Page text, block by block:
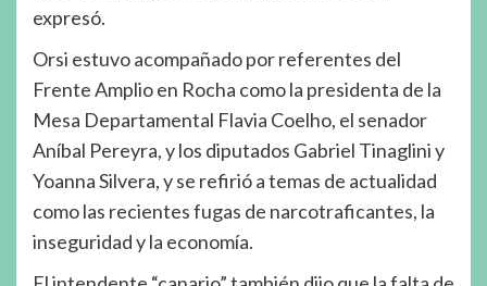
expresó.
Orsi estuvo acompañado por referentes del
Frente Amplio en Rocha como la presidenta de la
Mesa Departamental Flavia Coelho, el senador
Aníbal Pereyra, y los diputados Gabriel Tinaglini y
Yoanna Silvera, y se refirió a temas de actualidad
como las recientes fugas de narcotraficantes, la
inseguridad y la economía.